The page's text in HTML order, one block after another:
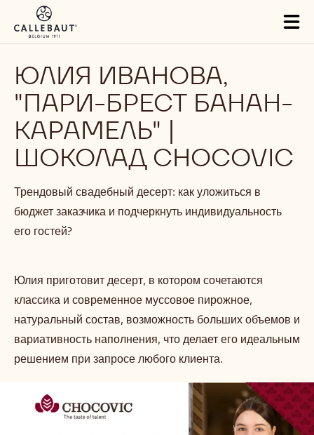
Skip to main content
ЮЛИЯ ИВАНОВА,
"ПАРИ-БРЕСТ БАНАН-
КАРАМЕЛЬ" |
ШОКОЛАД CHOCOVIC
Трендовый свадебный десерт: как уложиться в
бюджет заказчика и подчеркнуть индивидуальность
его гостей?
Юлия приготовит десерт, в котором сочетаются
классика и современное муссовое пирожное,
натуральный состав, возможность больших объемов и
вариативность наполнения, что делает его идеальным
решением при запросе любого клиента.